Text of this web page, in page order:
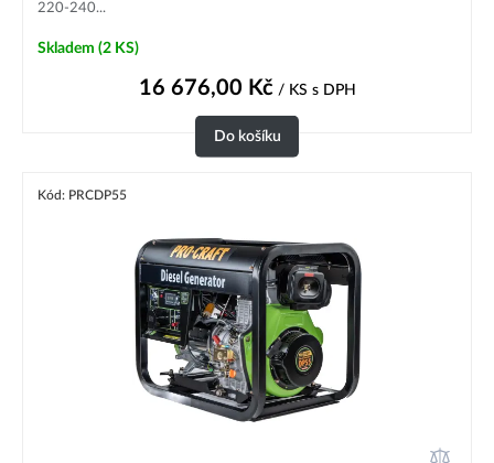
220-240...
Skladem (2 KS)
16 676,00 Kč/ KS s DPH
Do košíku
Kód: PRCDP55